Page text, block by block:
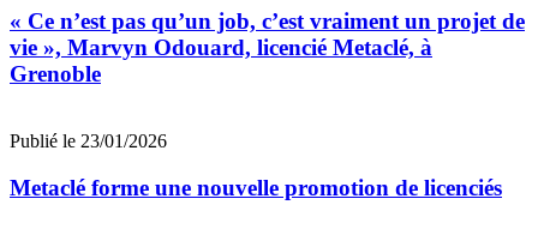
« Ce n’est pas qu’un job, c’est vraiment un projet de
vie », Marvyn Odouard, licencié Metaclé, à
Grenoble
Publié le 23/01/2026
Metaclé forme une nouvelle promotion de licenciés